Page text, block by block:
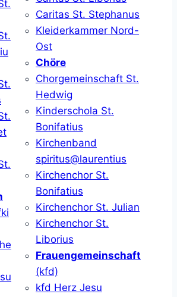
Caritas St. Stephanus
Kleiderkammer Nord-
Ost
Chöre
Chorgemeinschaft St.
Hedwig
Kinderschola St.
Bonifatius
Kirchenband
spiritus@laurentius
Kirchenchor St.
Bonifatius
Kirchenchor St. Julian
Kirchenchor St.
Liborius
Frauengemeinschaft
(kfd)
kfd Herz Jesu